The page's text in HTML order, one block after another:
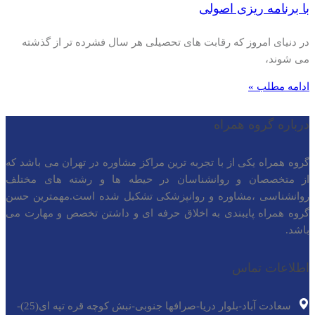
با برنامه ریزی اصولی
در دنیای امروز که رقابت های تحصیلی هر سال فشرده تر از گذشته
می شوند،
ادامه مطلب »
درباره گروه همراه
گروه همراه یکی از با تجربه ترین مراکز مشاوره در تهران می باشد که
از متخصصان و روانشناسان در حیطه ها و رشته های مختلف
روانشناسی ،مشاوره و روانپزشکی تشکیل شده است.مهمترین حسن
گروه همراه پایبندی به اخلاق حرفه ای و داشتن تخصص و مهارت می
باشد.
اطلاعات تماس
سعادت آباد-بلوار دریا-صرافها جنوبی-نبش کوچه قره تپه ای(25)-